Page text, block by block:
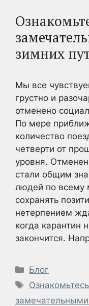
зимних
Мы все
грустно и
отменено
По мере
количество
четверти от
уровня.
стали общим
людей по всему
сохранять
нетерпением
когда карантин
закончится.
Рубрики
Блог
Метки